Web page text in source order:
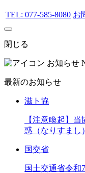
TEL: 077-585-8080 お
閉じる
お知らせ
最新のお知らせ
滋ト協
【注意喚起】
惑（なりすまし
国交省
国土交通省令和